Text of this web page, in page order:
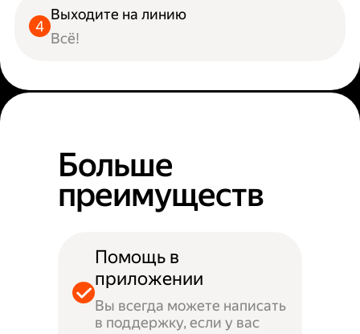
Выходите на линию
Всё!
Больше
преимуществ
Помощь в
приложении
Вы всегда можете написать
в поддержку, если у вас